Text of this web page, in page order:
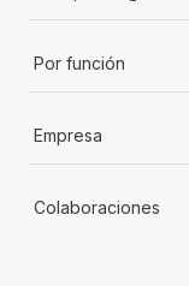
Por función
Empresa
Colaboraciones